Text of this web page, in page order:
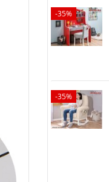
-35%
-35%